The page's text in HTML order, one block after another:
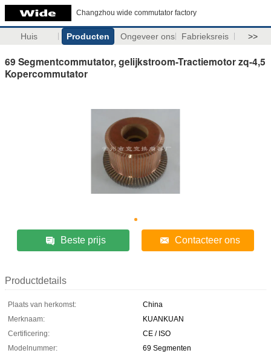
Changzhou wide commutator factory
Huis Producten Ongeveer ons Fabrieksreis >>
69 Segmentcommutator, gelijkstroom-Tractiemotor zq-4,5
Kopercommutator
Beste prijs Contacteer ons
Productdetails
Plaats van herkomst:
China
Merknaam:
KUANKUAN
Certificering:
CE / ISO
Modelnummer:
69 Segmenten